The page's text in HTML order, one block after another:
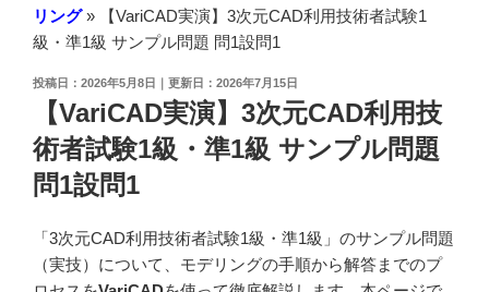
リング » 【VariCAD実演】3次元CAD利用技術者試験1
級・準1級 サンプル問題 問1設問1
投
2026年5月8日 2026年7月15日
【VariCAD実演】3次元CAD利用技
術者試験1級・準1級 サンプル問題
問1設問1
「3次元CAD利用技術者試験1級・準1級」のサンプル問題
（実技）について、モデリングの手順から解答までのプ